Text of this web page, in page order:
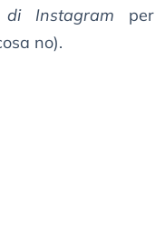
Instagram per
no).